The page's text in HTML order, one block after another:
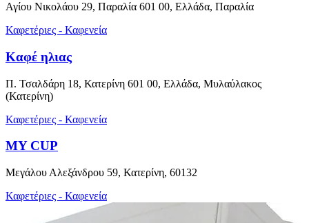
Αγίου Νικολάου 29, Παραλία 601 00, Ελλάδα, Παραλία
Καφετέριες - Καφενεία
Καφέ ηλιας
Π. Τσαλδάρη 18, Κατερίνη 601 00, Ελλάδα, Μυλαύλακος
(Κατερίνη)
Καφετέριες - Καφενεία
MY CUP
Μεγάλου Αλεξάνδρου 59, Κατερίνη, 60132
Καφετέριες - Καφενεία